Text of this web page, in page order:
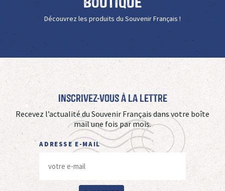
Découvrez les produits du Souvenir Français !
Inscrivez-vous à La Lettre
Recevez l’actualité du Souvenir Français dans votre boîte
mail une fois par mois.
ADRESSE E-MAIL